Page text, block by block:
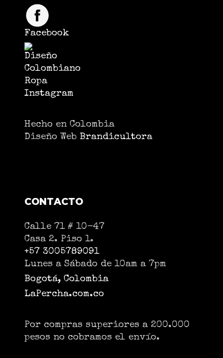
Facebook
Instagram
Hecho en Colombia
Diseño Web Brandicultora
CONTACTO
Calle 71 # 10-47
Casa 2. Piso 1.
+57 3005789091
Lunes a Sábado de 10am a 7pm
Bogotá, Colombia
LaPercha.com.co
Por compras superiores a 200.000
pesos no cobramos el envío.